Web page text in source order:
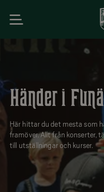
Händer i
Här hittar du det mesta som
framöver. Allt från konserter,
till utställningar och kurser.